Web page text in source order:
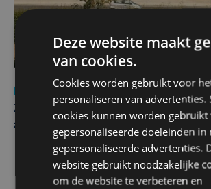
Nieuws Update
za 1 augustus |
Zwaar ongeval op E403 in Izegem: drie
afgesloten
Deze website maakt
van cookies.
Cookies worden gebruikt voor
personaliseren van advertenties.
cookies kunnen worden
gepersonaliseerde doeleinden in
gepersonaliseerde advertenties.
website gebruikt noodzakelijke
om de website te verbeteren en